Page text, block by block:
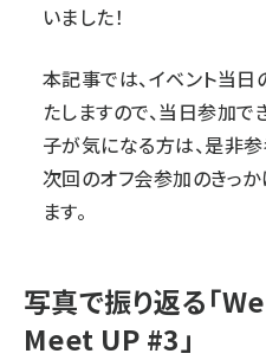
いました！
本記事では、イベント当
たしますので、当日参加
子が気になる方は、是非参
次回のオフ会参加のきっ
ます。
写真で振り返る「
Meet UP #3」